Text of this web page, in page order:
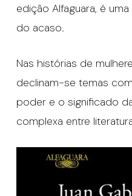
edição Alfaguara, é
do acaso.
Nas histórias de
declinam-se temas
poder e o significado
complexa entre